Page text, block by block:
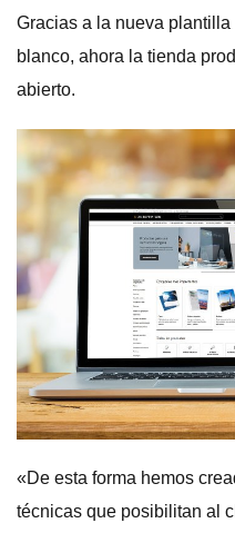
Gracias a la nueva
blanco, ahora la tienda
abierto.
«De esta forma hemos
técnicas que posibilitan al